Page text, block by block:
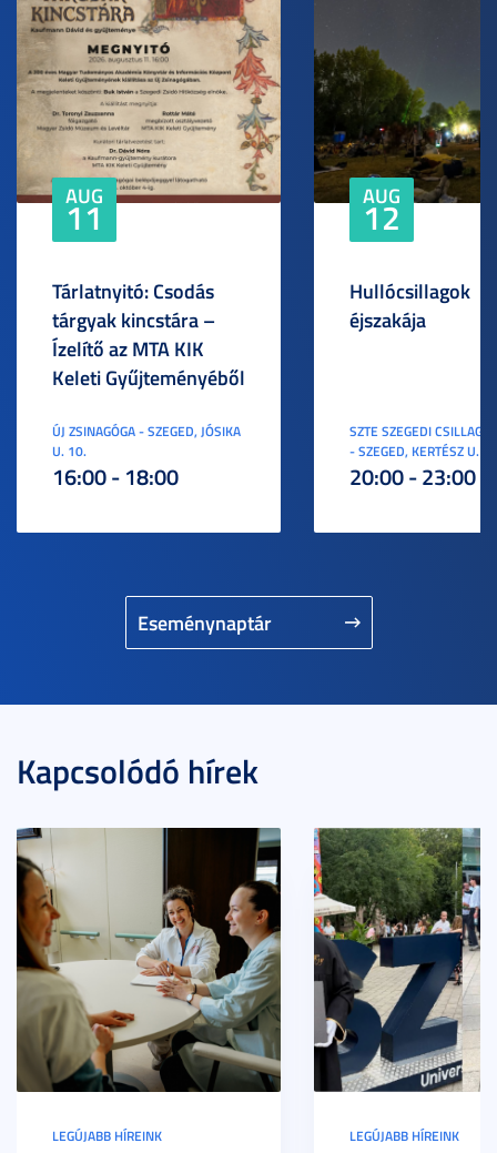
Eseménynaptár
AUG
11
Tárlatnyitó: Csodás
tárgyak kincstára –
Ízelítő az MTA KIK
Keleti Gyűjteményéből
ÚJ ZSINAGÓGA - SZEGED, JÓSIKA
U. 10.
16:00 - 18:00
AUG
12
Hullócsillagok
éjszakája
SZTE SZEGEDI
- SZEGED, KERTÉSZ U. 3.
20:00 - 23:00
Kapcsolódó hírek
LEGÚJABB HÍREINK LEGÚJABB HÍREINK